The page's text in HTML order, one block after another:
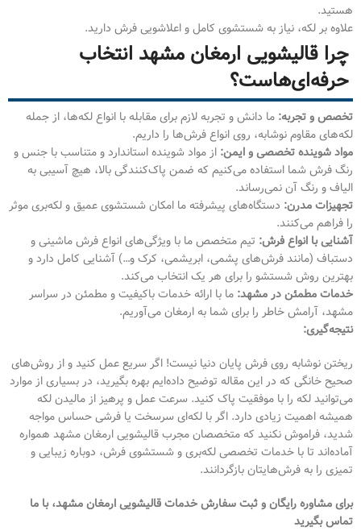
هستید.
علاوه بر لکه، نیاز به شستشوی کامل و اعلاشویی فرش دارید.
چرا قالیشویی ارمغان مشهد انتخاب
حرفه‌ای‌هاست؟
تخصص و تجربه: ما دانش و تجربه لازم برای مقابله با انواع لکه‌ها، از جمله
لکه‌های مقاوم نوشابه، روی انواع فرش‌ها را داریم.
مواد شوینده تخصصی و ایمن: از مواد شوینده استاندارد و متناسب با جنس و
رنگ فرش شما استفاده می‌کنیم که ضمن پاک‌کنندگی بالا، هیچ آسیبی به
الیاف و رنگ آن نمی‌رساند.
تجهیزات مدرن: دستگاه‌های پیشرفته ما امکان شستشوی عمیق و لکه‌بری موثر
را فراهم می‌کنند.
آشنایی با انواع فرش: تیم متخصص ما با ویژگی‌های انواع فرش ماشینی و
دستباف (مانند فرش‌های پشمی، ابریشمی، کرک و…) آشنایی کامل دارد و
بهترین روش شستشو را برای هر یک انتخاب می‌کند.
خدمات مطمئن در مشهد: ما با ارائه خدمات باکیفیت و مطمئن در سراسر
مشهد، آرامش خاطر را برای شما به ارمغان می‌آوریم.
نتیجه‌گیری:
ریختن نوشابه روی فرش پایان دنیا نیست! اگر سریع عمل کنید و از روش‌های
صحیح خانگی که در این مقاله توضیح داده‌ایم بهره بگیرید، در بسیاری از موارد
می‌توانید لکه را با موفقیت پاک کنید. سرعت عمل و پرهیز از مالیدن لکه
همیشه اهمیت زیادی دارد. اگر با لکه‌ای سرسخت یا فرشی حساس مواجه
شدید، فراموش نکنید که متخصصان مجرب قالیشویی ارمغان مشهد همواره
آماده‌اند تا با خدمات تخصصی لکه‌بری و شستشوی فرش، دوباره زیبایی و
تمیزی را به فرش‌هایتان بازگردانند.
برای مشاوره رایگان و ثبت سفارش خدمات قالیشویی ارمغان مشهد، با ما
تماس بگیرید